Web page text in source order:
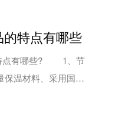
于两端5℃-10℃的
热区域内出炉玻璃温
证玻璃加热的均匀
家原片需实施不同
特点有哪些
点有哪些? 1、节
温材料、采用国际
度的降低了炉内金属